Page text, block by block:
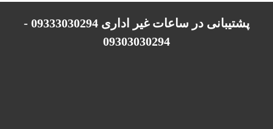
پشتیبانی در ساعات غیر اداری 09333030294 -
09303030294